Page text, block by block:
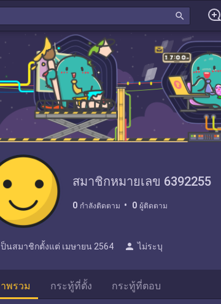
search
สมาชิกหมายเลข 6392255
0 กำลังติดตาม 0 ผู้ติดตาม
ป็นสมาชิกตั้งแต่ เมษายน 2564 person ไม่ระบุ
พรวม กระทู้ที่ตั้ง กระทู้ที่ตอบ